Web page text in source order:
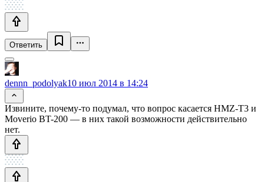
Ответить
dennn_podolyak10 июл 2014 в 14:24
Извините, почему-то подумал, что вопрос касается HMZ-T3 и
Moverio BT-200 — в них такой возможности действительно
нет.